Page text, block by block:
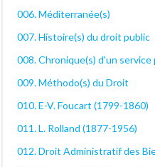
006. Méditerranée(s)
007. Histoire(s) du droit public
008. Chronique(s) d'un
009. Méthodo(s) du Droit
010. E-V. Foucart (1799-1860)
011. L. Rolland (1877-1956)
012. Droit Administratif des